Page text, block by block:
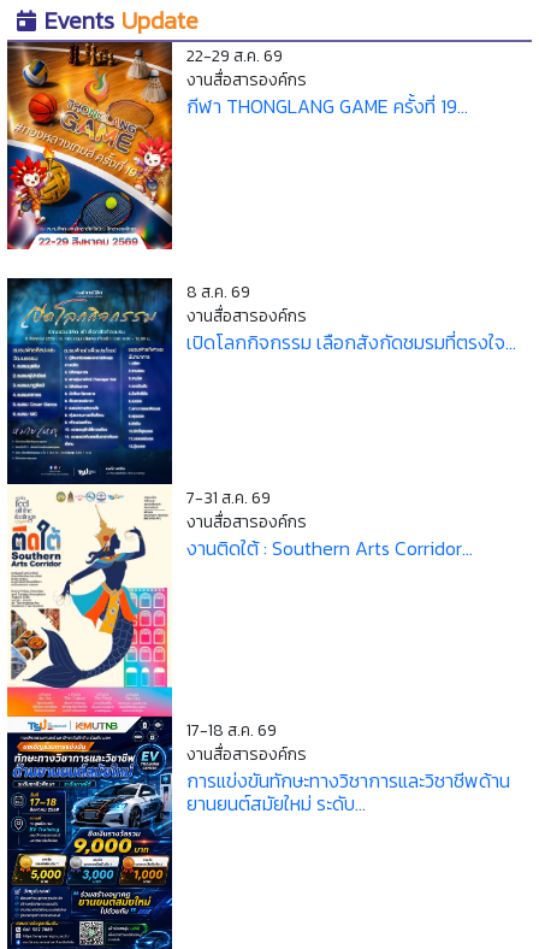
Events Update
22-29 ส.ค. 69
งานสื่อสารองค์กร
กีฬา THONGLANG GAME ครั้งที่ 19...
8 ส.ค. 69
งานสื่อสารองค์กร
เปิดโลกกิจกรรม เลือกสังกัดชมรมที่ตรงใจ...
7-31 ส.ค. 69
งานสื่อสารองค์กร
งานติดใต้ : Southern Arts Corridor...
17-18 ส.ค. 69
งานสื่อสารองค์กร
การแข่งขันทักษะทางวิชาการและวิชาชีพด้าน
ยานยนต์สมัยใหม่ ระดับ...